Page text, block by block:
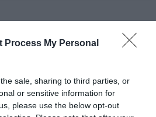
Process My Personal
sale, sharing to third parties, or
or sensitive information for
please use the below opt-out
το 2009, πήρε προτού
συμβόλαιο που υπέγραψε έγινε